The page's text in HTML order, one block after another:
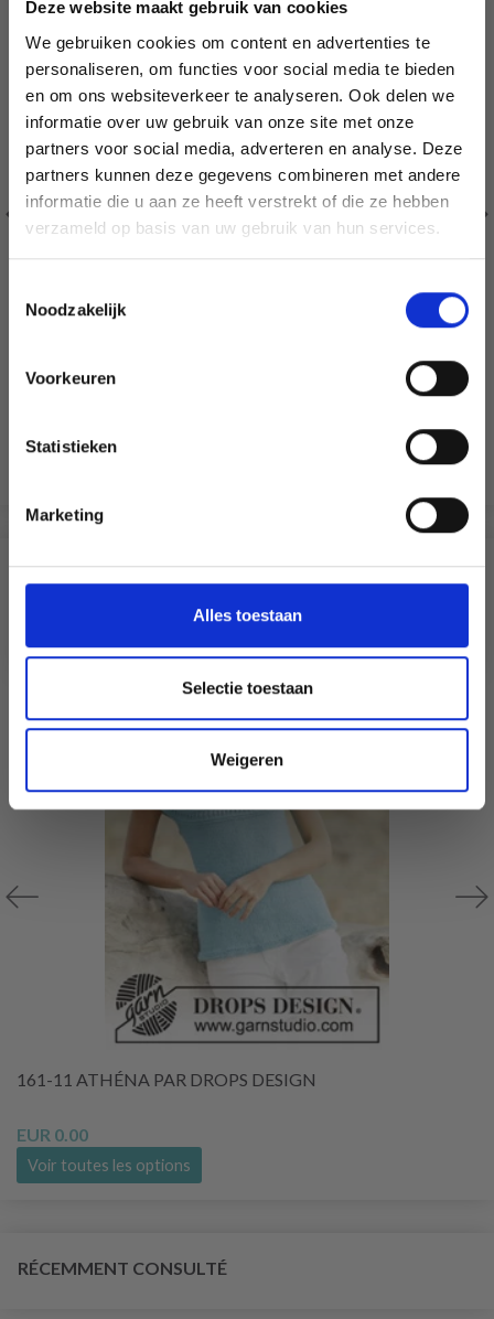
Deze website maakt gebruik van cookies
We gebruiken cookies om content en advertenties te
personaliseren, om functies voor social media te bieden
en om ons websiteverkeer te analyseren. Ook delen we
informatie over uw gebruik van onze site met onze
partners voor social media, adverteren en analyse. Deze
partners kunnen deze gegevens combineren met andere
informatie die u aan ze heeft verstrekt of die ze hebben
verzameld op basis van uw gebruik van hun services.
Noodzakelijk
Voorkeuren
Statistieken
Marketing
Alles toestaan
Selectie toestaan
Weigeren
EUR 10.93EUR 13.85
D'AUTRES ONT ÉGALEMENT
161-11 ATHÉNA PAR DROPS DESIGN
EUR 0.00
Voir toutes les options
RÉCEMMENT CONSULTÉ
Économisez jusqu'à 50 %
Soyez le premier à connaître nos soldes et
Wil je liever nieuws ontvangen over onze
Nederlands?